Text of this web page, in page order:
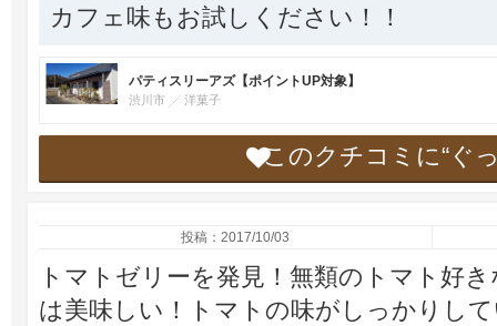
カフェ味もお試しください！！
パティスリーアズ【ポイントUP対象】
渋川市 洋菓子
このクチコミに“ぐ
投稿：2017/10/03
トマトゼリーを発見！無類のトマト好
は美味しい！トマトの味がしっかりし